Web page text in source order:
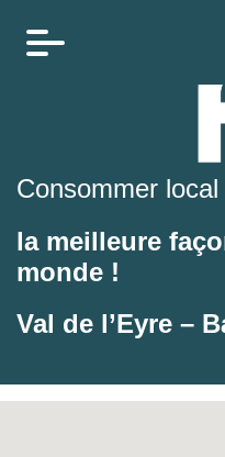
Consommer
la meilleure
monde !
Val de l’Eyre –